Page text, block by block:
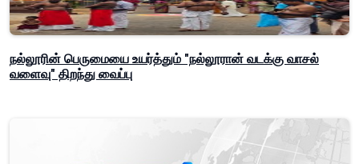
நல்லூரின் பெருமையை உயர்த்தும் "நல்லூரான் வடக்கு வாசல்
வளைவு" திறந்து வைப்பு